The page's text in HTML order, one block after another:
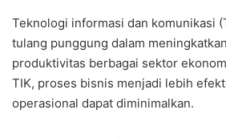
Teknologi informasi dan komunikasi
tulang punggung dalam
produktivitas berbagai sektor
TIK, proses bisnis menjadi lebih
operasional dapat diminimalkan.